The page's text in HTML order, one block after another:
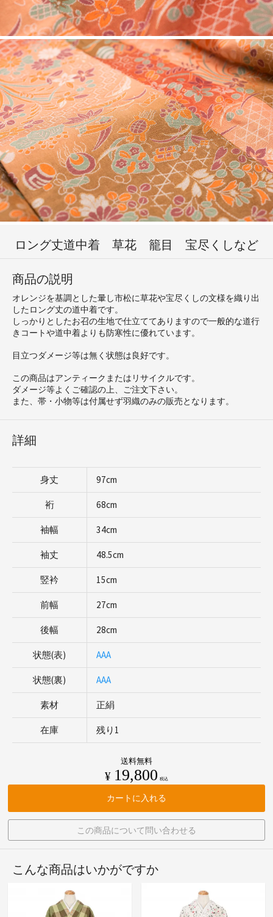
ロング丈道中着 草花 籠目 宝尽くしなど
商品の説明
オレンジを基調とした暈し市松に草花や宝尽くしの文様を織り出
したロング丈の道中着です。
しっかりとしたお召の生地で仕立ててありますので一般的な道行
きコートや道中着よりも防寒性に優れています。
目立つダメージ等は無く状態は良好です。
この商品はアンティークまたはリサイクルです。
ダメージ等よくご確認の上、ご注文下さい。
また、帯・小物等は付属せず羽織のみの販売となります。
詳細
身丈 97cm
裄 68cm
袖幅 34cm
袖丈 48.5cm
竪衿 15cm
前幅 27cm
後幅 28cm
状態(表) AAA
状態(裏) AAA
素材 正絹
在庫 残り1
送料無料
¥ 19,800 税込
カートに入れる
この商品について問い合わせる
こんな商品はいかがですか